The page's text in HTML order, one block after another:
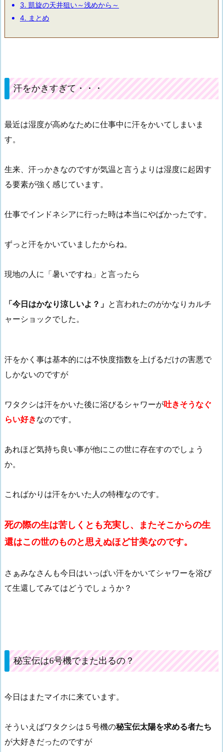
3. 凱旋の天井狙い～浅めから～
4. まとめ
汗をかきすぎて・・・
最近は湿度が高めなために仕事中に汗をかいてしまいま
す。
生来、汗っかきなのですが気温と言うよりは湿度に起因す
る要素が強く感じています。
仕事でインドネシアに行った時は本当にやばかったです。
ずっと汗をかいていましたからね。
現地の人に「暑いですね」と言ったら
「今日はかなり涼しいよ？」 と言われたのがかなりカルチ
ャーショックでした。
汗をかく事は基本的には不快度指数を上げるだけの害悪で
しかないのですが
ワタクシは汗をかいた後に浴びるシャワーが吐きそうなぐ
らい好きなのです。
あれほど気持ち良い事が他にこの世に存在すのでしょう
か。
こればかりは汗をかいた人の特権なのです。
死の際の生は苦しくとも充実し、またそこからの生
還はこの世のものと思えぬほど甘美なのです。
さぁみなさんも今日はいっぱい汗をかいてシャワーを浴び
て生還してみてはどうでしょうか？
秘宝伝は6号機でまた出るの？
今日はまたマイホに来ています。
そういえばワタクシは５号機の秘宝伝太陽を求める者たち
が大好きだったのですが